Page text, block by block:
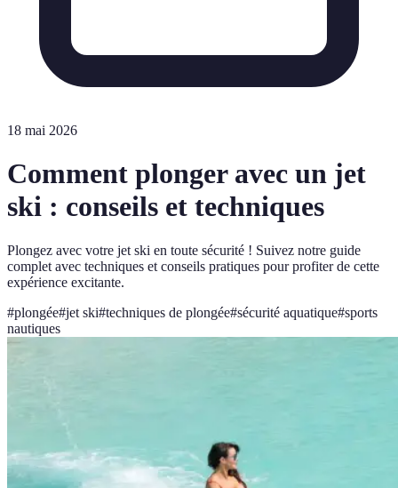
18 mai 2026
Comment plonger avec un jet
ski : conseils et techniques
Plongez avec votre jet ski en toute sécurité ! Suivez notre guide
complet avec techniques et conseils pratiques pour profiter de cette
expérience excitante.
#plongée#jet ski#techniques de plongée#sécurité aquatique#sports
nautiques